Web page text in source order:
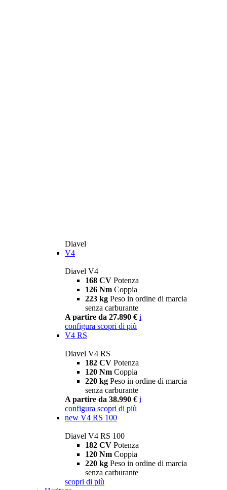
Diavel
V4
Diavel V4
168 CV Potenza
126 Nm Coppia
223 kg Peso in ordine di marcia
senza carburante
A partire da 27.890 € i
configura scopri di più
V4 RS
Diavel V4 RS
182 CV Potenza
120 Nm Coppia
220 kg Peso in ordine di marcia
senza carburante
A partire da 38.990 € i
configura scopri di più
new V4 RS 100
Diavel V4 RS 100
182 CV Potenza
120 Nm Coppia
220 kg Peso in ordine di marcia
senza carburante
scopri di più